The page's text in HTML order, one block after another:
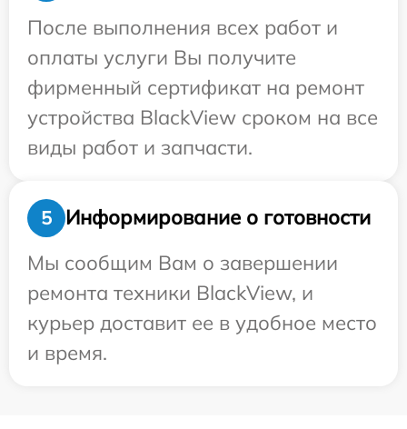
После выполнения всех работ и
оплаты услуги Вы получите
фирменный сертификат на ремонт
устройства BlackView сроком на все
виды работ и запчасти.
5
Информирование о готовности
Мы сообщим Вам о завершении
ремонта техники BlackView, и
курьер доставит ее в удобное место
и время.